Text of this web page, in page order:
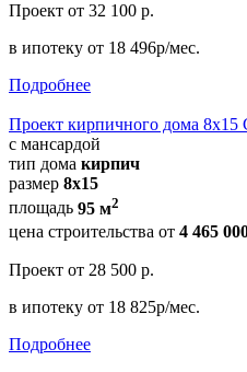
Проект от 32 100 р.
в ипотеку от 18 496р/мес.
Подробнее
Проект кирпичного дома 8х15
с мансардой
тип дома кирпич
размер 8x15
площадь 95 м2
цена строительства от 4 465
Проект от 28 500 р.
в ипотеку от 18 825р/мес.
Подробнее